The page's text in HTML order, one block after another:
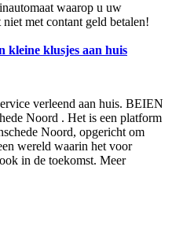
waarop u uw
met contant geld betalen!
kleine klusjes aan huis
verleend aan huis. BEIEN
Noord . Het is een platform
Noord, opgericht om
wereld waarin het voor
in de toekomst. Meer